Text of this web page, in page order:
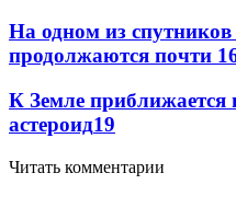
На одном из
продолжаются почти
К Земле приближается
астероид19
Читать комментарии